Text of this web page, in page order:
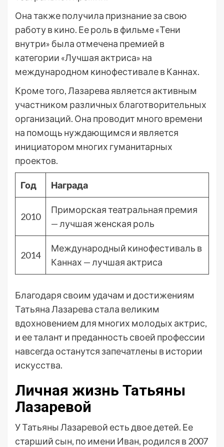
Она также получила признание за свою
работу в кино. Ее роль в фильме «Тени
внутри» была отмечена премией в
категории «Лучшая актриса» на
международном кинофестивале в Каннах.
Кроме того, Лазарева является активным
участником различных благотворительных
организаций. Она проводит много времени
на помощь нуждающимся и является
инициатором многих гуманитарных
проектов.
Год Награда
2010
Приморская театральная премия
— лучшая женская роль
2014
Международный кинофестиваль в
Каннах — лучшая актриса
Благодаря своим удачам и достижениям
Татьяна Лазарева стала великим
вдохновением для многих молодых актрис,
и ее талант и преданность своей профессии
навсегда останутся запечатлены в истории
искусства.
Личная жизнь Татьяны
Лазаревой
У Татьяны Лазаревой есть двое детей. Ее
старший сын, по имени Иван, родился в 2007